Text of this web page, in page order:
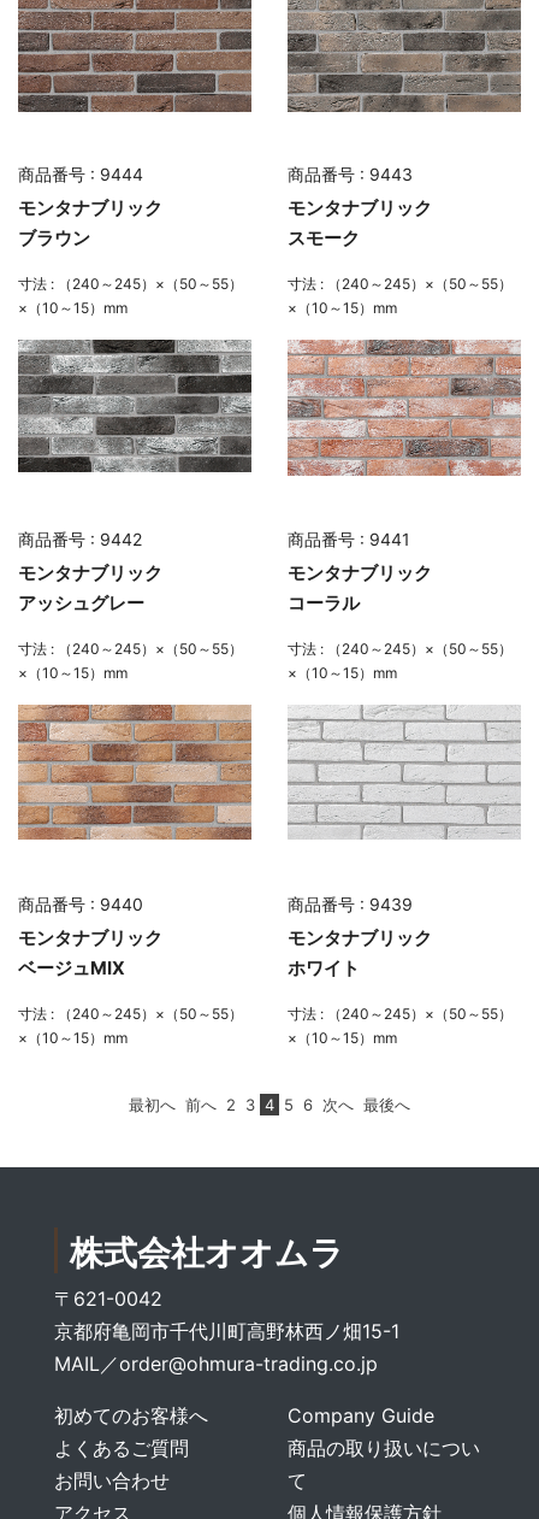
商品番号 : 9444
モンタナブリック
ブラウン
寸法 : （240～245）×（50～55）
×（10～15）mm
商品番号 : 9443
モンタナブリック
スモーク
寸法 : （240～245）×（50～55）
×（10～15）mm
商品番号 : 9442
モンタナブリック
アッシュグレー
寸法 : （240～245）×（50～55）
×（10～15）mm
商品番号 : 9441
モンタナブリック
コーラル
寸法 : （240～245）×（50～55）
×（10～15）mm
商品番号 : 9440
モンタナブリック
ベージュMIX
寸法 : （240～245）×（50～55）
×（10～15）mm
商品番号 : 9439
モンタナブリック
ホワイト
寸法 : （240～245）×（50～55）
×（10～15）mm
最初へ 前へ 2 3 4 5 6 次へ 最後へ
株式会社オオムラ
〒621-0042
京都府亀岡市千代川町高野林西ノ畑15-1
MAIL／order@ohmura-trading.co.jp
初めてのお客様へ
よくあるご質問
お問い合わせ
アクセス
Company Guide
商品の取り扱いについ
て
個人情報保護方針